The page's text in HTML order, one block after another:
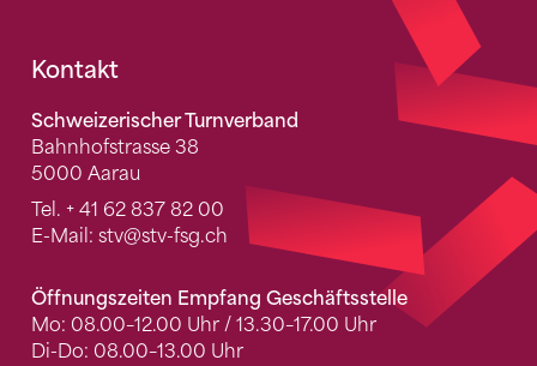
Fusszeile
Kontakt
Schweizerischer Turnverband
Bahnhofstrasse 38
5000 Aarau
Tel. + 41 62 837 82 00
E-Mail: stv@stv-fsg.ch
Öffnungszeiten Empfang Geschäftsstelle
Mo: 08.00–12.00 Uhr / 13.30–17.00 Uhr
Di-Do: 08.00–13.00 Uhr